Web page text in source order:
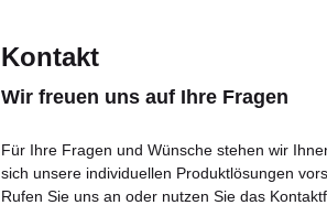
Kontakt
Wir freuen uns auf Ihre Fragen
Für Ihre Fragen und Wünsche stehen wir
sich unsere individuellen Produktlösungen
Rufen Sie uns an oder nutzen Sie das